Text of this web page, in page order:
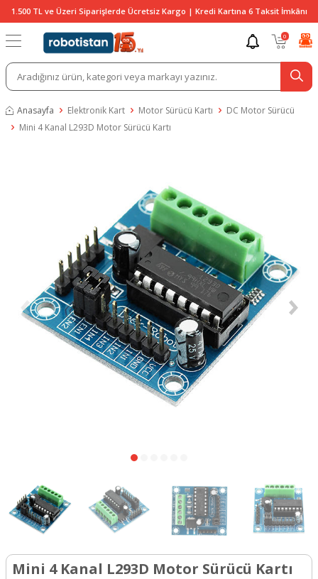
1.500 TL ve Üzeri Siparişlerde Ücretsiz Kargo | Kredi Kartına 6 Taksit İmkânı
0
Anasayfa Elektronik Kart Motor Sürücü Kartı
DC Motor Sürücü
Mini 4 Kanal L293D Motor Sürücü Kartı
Mini 4 Kanal L293D Motor Sürücü Kartı